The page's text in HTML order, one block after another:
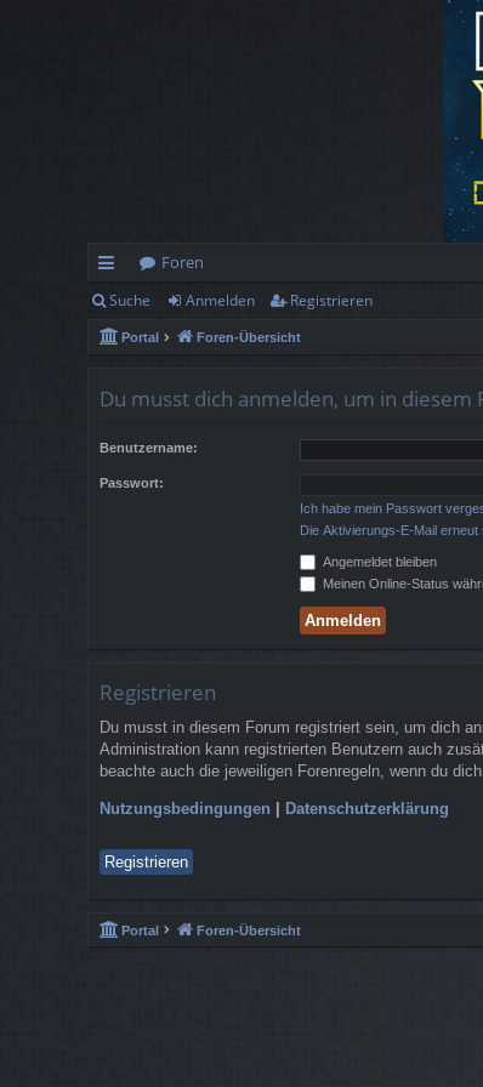
ch
ne
Foren
Suche Anmelden Registrieren
Portal Foren-Übersicht
Du musst dich anmelden, um in
Benutzername:
Passwort:
Ich habe mein Passwort
Die Aktivierungs-E-Mail erneut
Angemeldet bleiben
Meinen Online-Status
Registrieren
Du musst in diesem Forum registriert sein, um dich
Administration kann registrierten Benutzern auch
beachte auch die jeweiligen Forenregeln, wenn du
Nutzungsbedingungen | Datenschutzerklärung
Registrieren
Portal Foren-Übersicht